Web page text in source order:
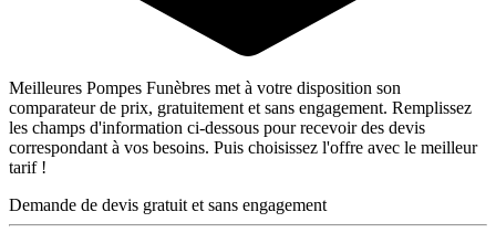
Meilleures Pompes Funèbres met à votre disposition son
comparateur de prix, gratuitement et sans engagement. Remplissez
les champs d'information ci-dessous pour recevoir des devis
correspondant à vos besoins. Puis choisissez l'offre avec le meilleur
tarif !
Demande de devis gratuit et sans engagement